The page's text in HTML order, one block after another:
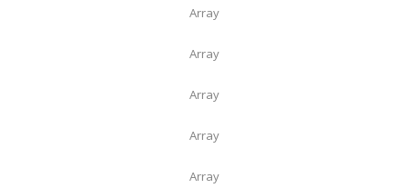
Array
Array
Array
Array
Array